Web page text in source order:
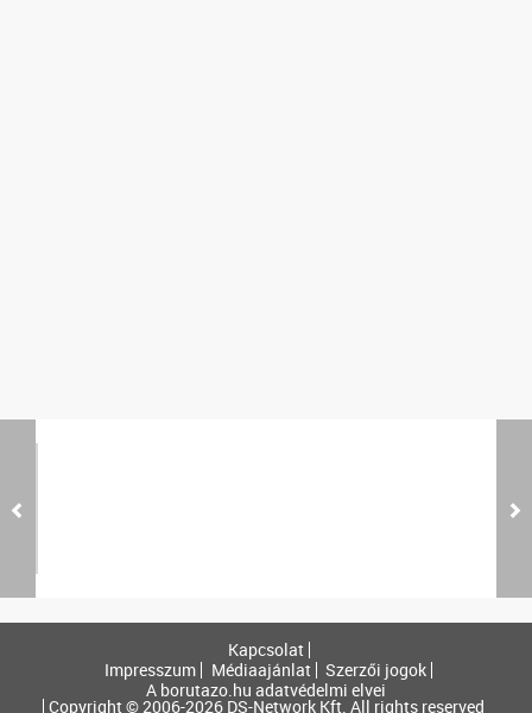
Kapcsolat
Impresszum
Médiaajánlat
Szerzői jogok
A borutazo.hu adatvédelmi elvei
Copyright © 2006-2026 DS-Network Kft. All rights reserved